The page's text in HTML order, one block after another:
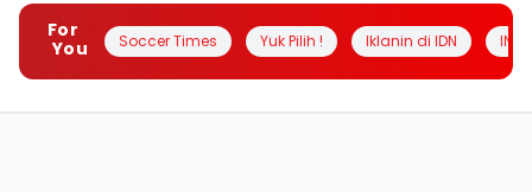
For
You
Soccer Times Yuk Pilih ! Iklanin di IDN